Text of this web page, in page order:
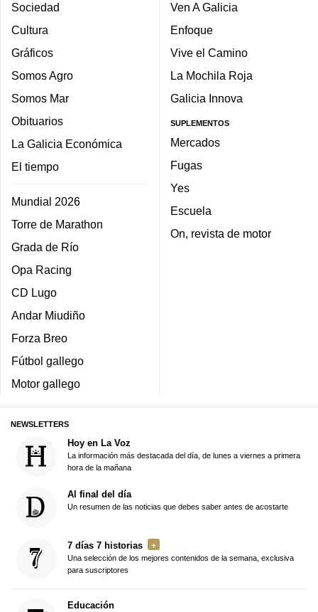
Sociedad
Cultura
Gráficos
Somos Agro
Somos Mar
Obituarios
La Galicia Económica
El tiempo
Mundial 2026
Torre de Marathon
Grada de Río
Opa Racing
CD Lugo
Andar Miudiño
Forza Breo
Fútbol gallego
Motor gallego
Ven A Galicia
Enfoque
Vive el Camino
La Mochila Roja
Galicia Innova
SUPLEMENTOS
Mercados
Fugas
Yes
Escuela
On, revista de motor
NEWSLETTERS
Hoy en La Voz
La información más destacada del día, de lunes a viernes a primera
hora de la mañana
Al final del día
Un resumen de las noticias que debes saber antes de acostarte
7 días 7 historias
Una selección de los mejores contenidos de la semana, exclusiva
para suscriptores
Educación